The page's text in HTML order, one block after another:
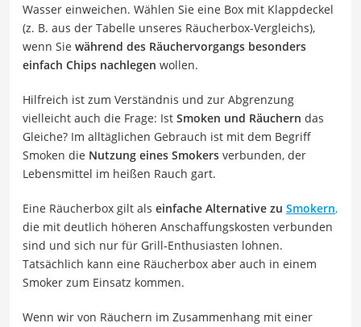
Wasser einweichen. Wählen Sie eine Box mit Klappdeckel
(z. B. aus der Tabelle unseres Räucherbox-Vergleichs),
wenn Sie während des Räuchervorgangs besonders
einfach Chips nachlegen wollen.
Hilfreich ist zum Verständnis und zur Abgrenzung
vielleicht auch die Frage: Ist Smoken und Räuchern das
Gleiche? Im alltäglichen Gebrauch ist mit dem Begriff
Smoken die Nutzung eines Smokers verbunden, der
Lebensmittel im heißen Rauch gart.
Eine Räucherbox gilt als einfache Alternative zu Smokern,
die mit deutlich höheren Anschaffungskosten verbunden
sind und sich nur für Grill-Enthusiasten lohnen.
Tatsächlich kann eine Räucherbox aber auch in einem
Smoker zum Einsatz kommen.
Wenn wir von Räuchern im Zusammenhang mit einer